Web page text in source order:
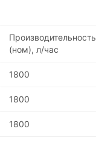
Производительность
(ном), л/час
1800
1800
1800